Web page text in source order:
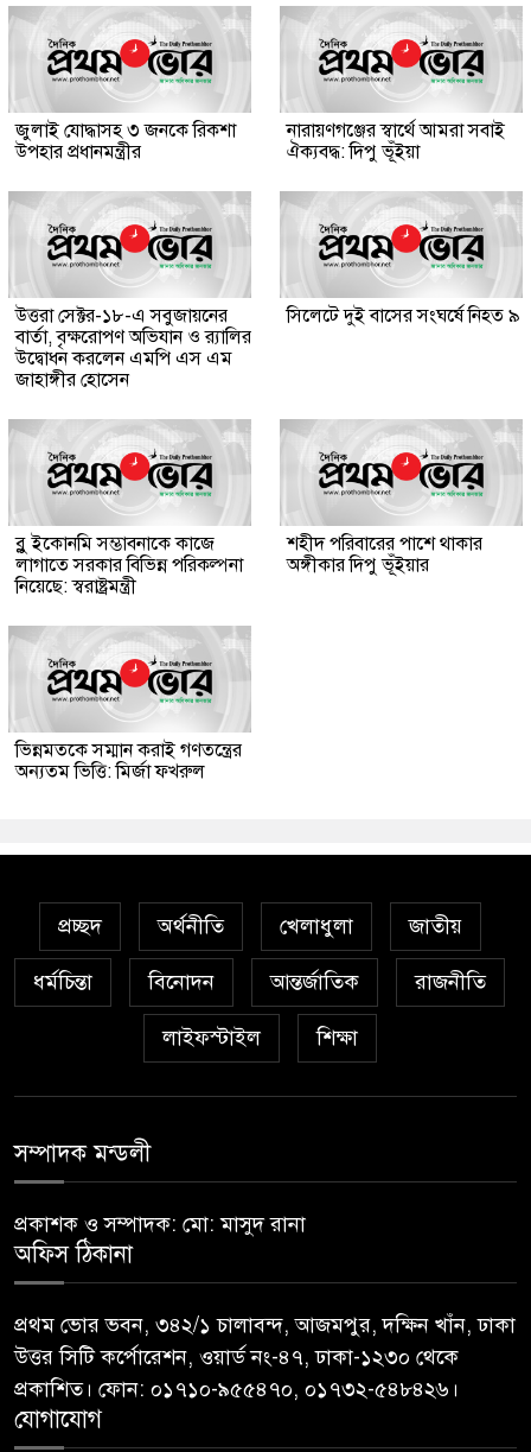
জুলাই যোদ্ধাসহ ৩ জনকে রিকশা
উপহার প্রধানমন্ত্রীর
নারায়ণগঞ্জের স্বার্থে আমরা সবাই
ঐক্যবদ্ধ: দিপু ভূঁইয়া
উত্তরা সেক্টর-১৮-এ সবুজায়নের
বার্তা, বৃক্ষরোপণ অভিযান ও র‍্যালির
উদ্বোধন করলেন এমপি এস এম
জাহাঙ্গীর হোসেন
সিলেটে দুই বাসের সংঘর্ষে নিহত ৯
ব্লু ইকোনমি সম্ভাবনাকে কাজে
লাগাতে সরকার বিভিন্ন পরিকল্পনা
নিয়েছে: স্বরাষ্ট্রমন্ত্রী
শহীদ পরিবারের পাশে থাকার
অঙ্গীকার দিপু ভূঁইয়ার
ভিন্নমতকে সম্মান করাই গণতন্ত্রের
অন্যতম ভিত্তি: মির্জা ফখরুল
প্রচ্ছদ অর্থনীতি খেলাধুলা জাতীয়
ধর্মচিন্তা বিনোদন আন্তর্জাতিক রাজনীতি
লাইফস্টাইল শিক্ষা
সম্পাদক মন্ডলী
প্রকাশক ও সম্পাদক: মো: মাসুদ রানা
অফিস ঠিকানা
প্রথম ভোর ভবন, ৩৪২/১ চালাবন্দ, আজমপুর, দক্ষিন খাঁন, ঢাকা
উত্তর সিটি কর্পোরেশন, ওয়ার্ড নং-৪৭, ঢাকা-১২৩০ থেকে
প্রকাশিত। ফোন: ০১৭১০-৯৫৫৪৭০, ০১৭৩২-৫৪৮৪২৬।
যোগাযোগ